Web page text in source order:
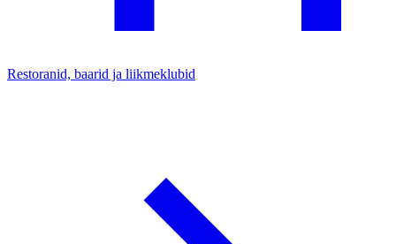
Restoranid, baarid ja liikmeklubid